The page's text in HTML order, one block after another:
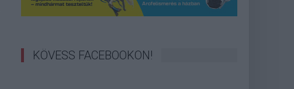
KÖVESS FACEBOOKON!